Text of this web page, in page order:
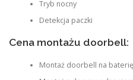
Tryb nocny
Detekcja paczki
Cena montażu doorbell:
Montaż doorbell na